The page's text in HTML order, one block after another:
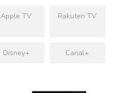
Apple TV Rakuten TV
Disney+ Canal+